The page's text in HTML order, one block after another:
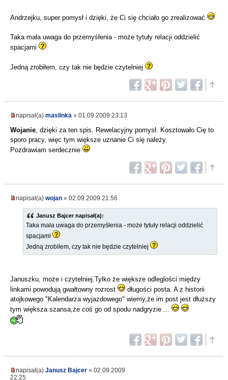
Andrzejku, super pomysł i dzięki, że Ci się chciało go zrealizować
Taka mała uwaga do przemyśłenia - może tytuły relacji oddzielić
spacjami
Jedną zrobiłem, czy tak nie będzie czytelniej
napisał(a) maslinka » 01.09.2009 23:13
Wojanie, dzięki za ten spis. Rewelacyjny pomysł. Kosztowało Cię to
sporo pracy, więc tym większe uznanie Ci się należy.
Pozdrawiam serdecznie
napisał(a) wojan » 02.09.2009 21:56
Janusz Bajcer napisał(a):
Taka mała uwaga do przemyśłenia - może tytuły relacji oddzielić
spacjami
Jedną zrobiłem, czy tak nie będzie czytelniej
Januszku, może i czytelniej.Tylko że większe odleglości między
linkami powodują gwałtowny rozrost
długości posta. A z historii
atojkowego "Kalendarza wyjazdowego" wiemy,że im post jest dłuższy
tym większa szansa,że coś go od spodu nadgryzie ...
napisał(a) Janusz Bajcer » 02.09.2009
22:25